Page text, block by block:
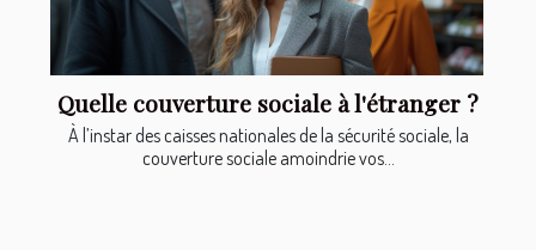
Quelle couverture sociale à l'étranger ?
À l’instar des caisses nationales de la sécurité sociale, la
couverture sociale amoindrie vos...